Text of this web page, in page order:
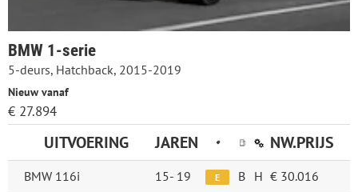
BMW 1-serie
5-deurs, Hatchback, 2015-2019
Nieuw vanaf
€ 27.894
UITVOERING JAREN NW.PRIJS
BMW 116i 15- 19 E B H € 30.016